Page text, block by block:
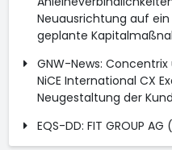
Neuausrichtung auf
geplante
GNW-News:
NiCE International CX
Neugestaltung der
EQS-DD: FIT GROUP